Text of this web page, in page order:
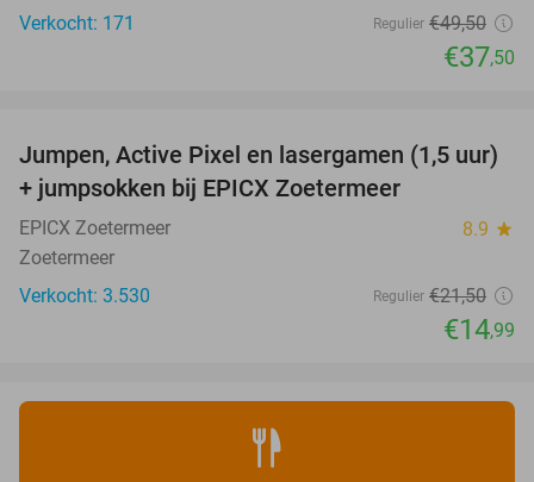
Verkocht: 171 Regulier €49,50
€37,50
30%
Jumpen, Active Pixel en lasergamen (1,5 uur)
+ jumpsokken bij EPICX Zoetermeer
EPICX Zoetermeer 8.9 star
Zoetermeer
Verkocht: 3.530
Regulier €21,50
€14,99